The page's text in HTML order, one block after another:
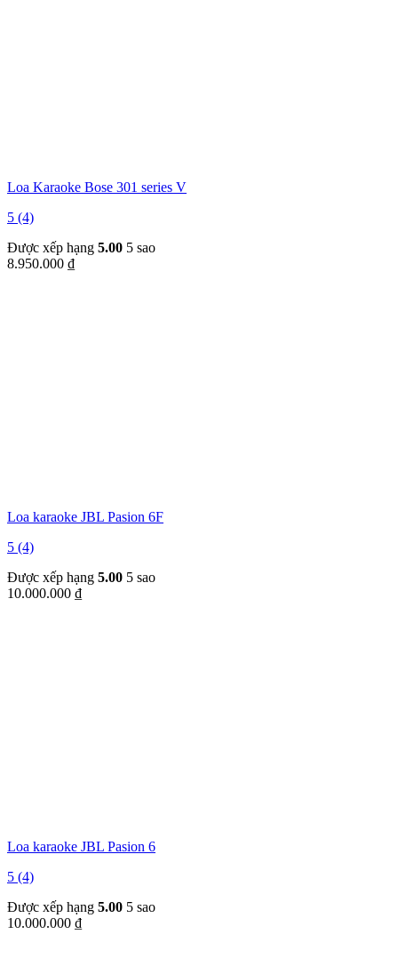
Loa Karaoke Bose 301 series V
5 (4)
Được xếp hạng 5.00 5 sao
8.950.000 ₫
Loa karaoke JBL Pasion 6F
5 (4)
Được xếp hạng 5.00 5 sao
10.000.000 ₫
Loa karaoke JBL Pasion 6
5 (4)
Được xếp hạng 5.00 5 sao
10.000.000 ₫